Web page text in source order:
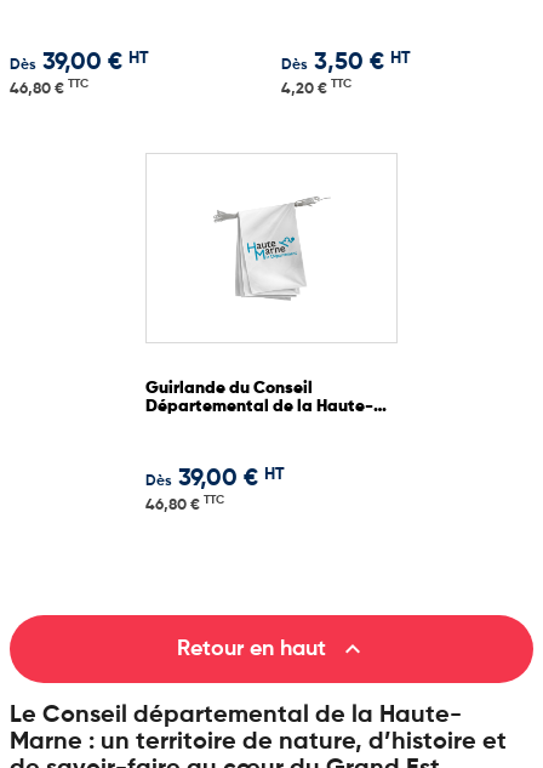
Dès 39,00 € HT
46,80 € TTC
Dès 3,50 € HT
4,20 € TTC
Guirlande du Conseil
Départemental de la Haute-
Dès 39,00 € HT
46,80 € TTC
Retour en haut 
Le Conseil départemental de la Haute-
Marne : un territoire de nature, d’histoire et